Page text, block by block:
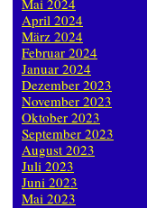
Mai 2024
April 2024
März 2024
Februar 2024
Januar 2024
Dezember 2023
November 2023
Oktober 2023
September 2023
August 2023
Juli 2023
Juni 2023
Mai 2023